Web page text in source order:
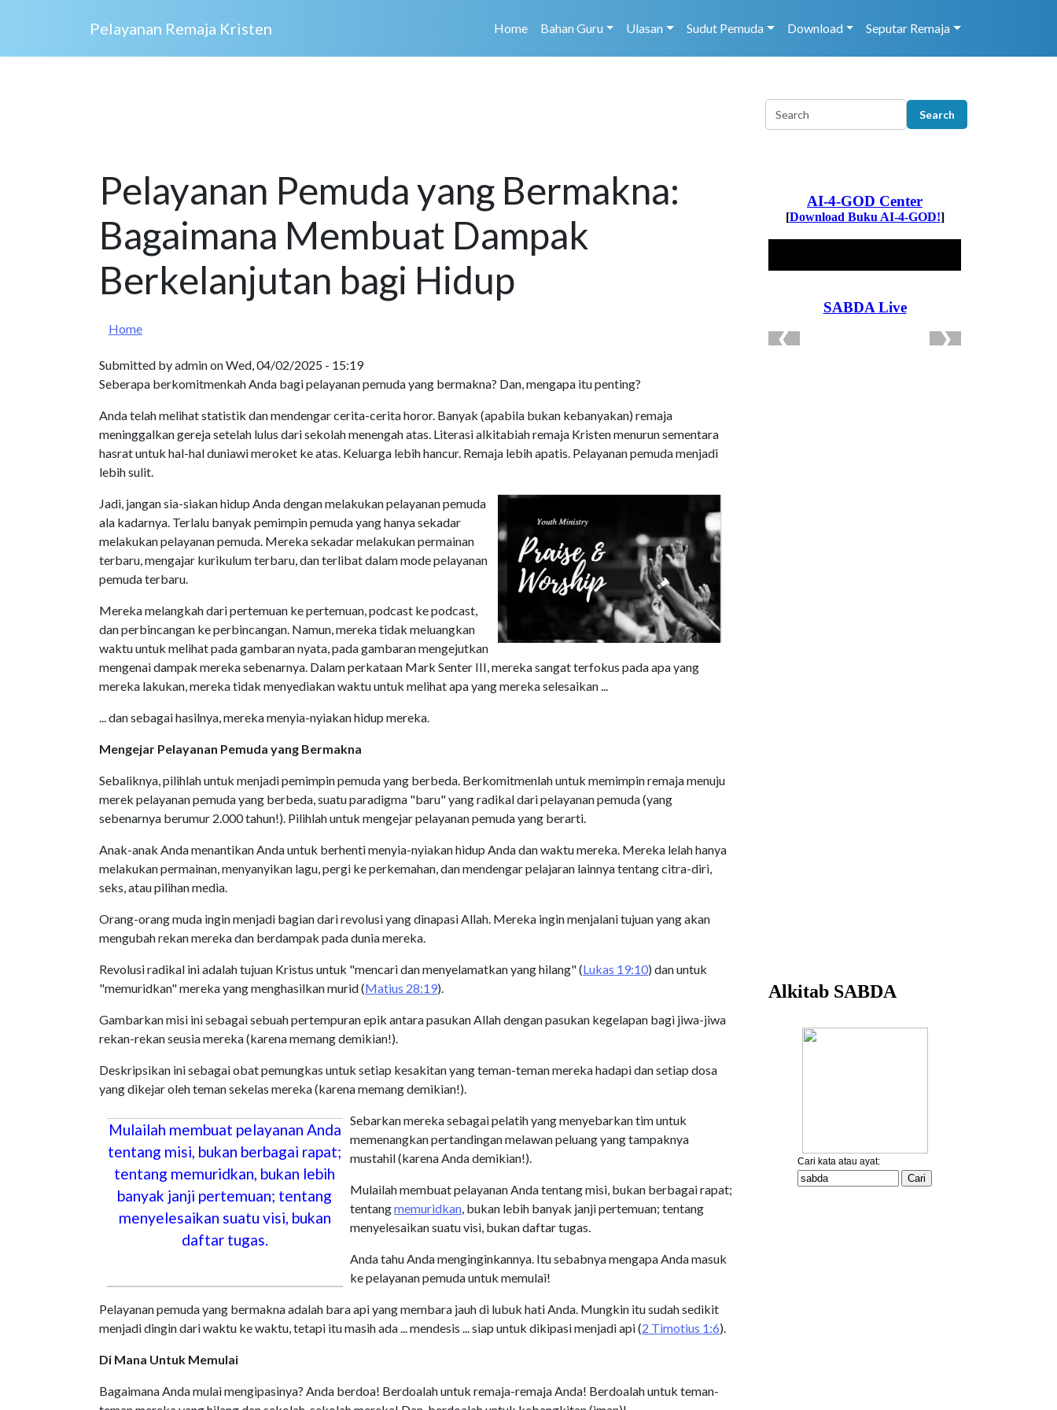
Pelayanan Remaja Kristen Home Bahan Guru Ulasan Sudut Pemuda Download Seputar Remaja
Pelayanan Pemuda yang Bermakna:
Bagaimana Membuat Dampak
Berkelanjutan bagi Hidup
Home
Submitted byadminonWed, 04/02/2025 - 15:19
Seberapa berkomitmenkah Anda bagi pelayanan pemuda yang bermakna? Dan, mengapa itu penting?
Anda telah melihat statistik dan mendengar cerita-cerita horor. Banyak (apabila bukan kebanyakan) remaja
meninggalkan gereja setelah lulus dari sekolah menengah atas. Literasi alkitabiah remaja Kristen menurun sementara
hasrat untuk hal-hal duniawi meroket ke atas. Keluarga lebih hancur. Remaja lebih apatis. Pelayanan pemuda menjadi
lebih sulit.
Jadi, jangan sia-siakan hidup Anda dengan melakukan pelayanan pemuda
ala kadarnya. Terlalu banyak pemimpin pemuda yang hanya sekadar
melakukan pelayanan pemuda. Mereka sekadar melakukan permainan
terbaru, mengajar kurikulum terbaru, dan terlibat dalam mode pelayanan
pemuda terbaru.
Mereka melangkah dari pertemuan ke pertemuan, podcast ke podcast,
dan perbincangan ke perbincangan. Namun, mereka tidak meluangkan
waktu untuk melihat pada gambaran nyata, pada gambaran mengejutkan
mengenai dampak mereka sebenarnya. Dalam perkataan Mark Senter III, mereka sangat terfokus pada apa yang
mereka lakukan, mereka tidak menyediakan waktu untuk melihat apa yang mereka selesaikan ...
... dan sebagai hasilnya, mereka menyia-nyiakan hidup mereka.
Mengejar Pelayanan Pemuda yang Bermakna
Sebaliknya, pilihlah untuk menjadi pemimpin pemuda yang berbeda. Berkomitmenlah untuk memimpin remaja menuju
merek pelayanan pemuda yang berbeda, suatu paradigma "baru" yang radikal dari pelayanan pemuda (yang
sebenarnya berumur 2.000 tahun!). Pilihlah untuk mengejar pelayanan pemuda yang berarti.
Anak-anak Anda menantikan Anda untuk berhenti menyia-nyiakan hidup Anda dan waktu mereka. Mereka lelah hanya
melakukan permainan, menyanyikan lagu, pergi ke perkemahan, dan mendengar pelajaran lainnya tentang citra-diri,
seks, atau pilihan media.
Orang-orang muda ingin menjadi bagian dari revolusi yang dinapasi Allah. Mereka ingin menjalani tujuan yang akan
mengubah rekan mereka dan berdampak pada dunia mereka.
Revolusi radikal ini adalah tujuan Kristus untuk "mencari dan menyelamatkan yang hilang" (Lukas 19:10) dan untuk
"memuridkan" mereka yang menghasilkan murid (Matius 28:19).
Gambarkan misi ini sebagai sebuah pertempuran epik antara pasukan Allah dengan pasukan kegelapan bagi jiwa-jiwa
rekan-rekan seusia mereka (karena memang demikian!).
Deskripsikan ini sebagai obat pemungkas untuk setiap kesakitan yang teman-teman mereka hadapi dan setiap dosa
yang dikejar oleh teman sekelas mereka (karena memang demikian!).
Mulailah membuat pelayanan Anda
tentang misi, bukan berbagai rapat;
tentang memuridkan, bukan lebih
banyak janji pertemuan; tentang
menyelesaikan suatu visi, bukan
daftar tugas.
Sebarkan mereka sebagai pelatih yang menyebarkan tim untuk
memenangkan pertandingan melawan peluang yang tampaknya
mustahil (karena Anda demikian!).
Mulailah membuat pelayanan Anda tentang misi, bukan berbagai rapat;
tentangmemuridkan , bukan lebih banyak janji pertemuan; tentang
menyelesaikan suatu visi, bukan daftar tugas.
Anda tahu Anda menginginkannya. Itu sebabnya mengapa Anda masuk
ke pelayanan pemuda untuk memulai!
Pelayanan pemuda yang bermakna adalah bara api yang membara jauh di lubuk hati Anda. Mungkin itu sudah sedikit
menjadi dingin dari waktu ke waktu, tetapi itu masih ada ... mendesis ... siap untuk dikipasi menjadi api (2 Timotius 1:6).
Di Mana Untuk Memulai
Bagaimana Anda mulai mengipasinya? Anda berdoa! Berdoalah untuk remaja-remaja Anda! Berdoalah untuk teman-